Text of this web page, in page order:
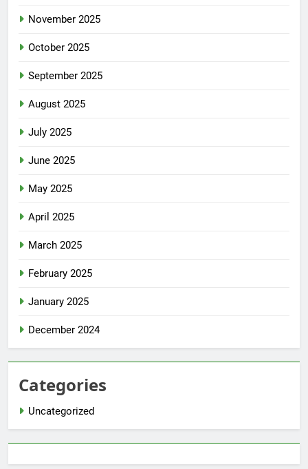
November 2025
October 2025
September 2025
August 2025
July 2025
June 2025
May 2025
April 2025
March 2025
February 2025
January 2025
December 2024
Categories
Uncategorized